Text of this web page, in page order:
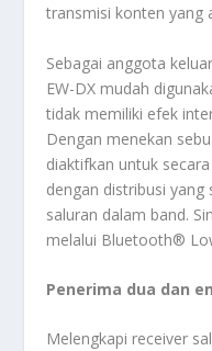
transmisi konten yang
Sebagai anggota
EW-DX mudah
tidak memiliki efek
Dengan menekan
diaktifkan untuk
dengan distribusi
saluran dalam band.
melalui Bluetooth®
Penerima dua dan
Melengkapi receiver